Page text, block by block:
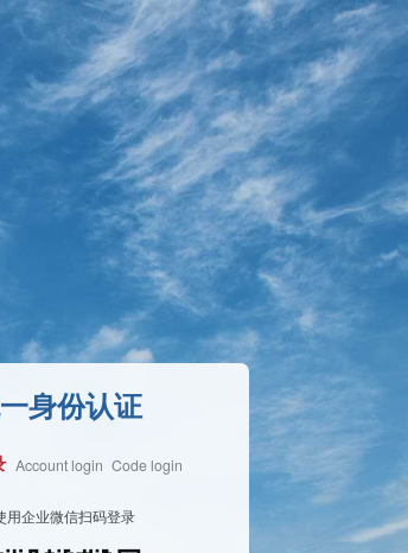
身份认证
Account login Code login
turned on soon. Please pay
用企业微信扫码登录